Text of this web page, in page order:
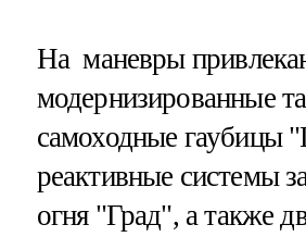
На маневры
модернизированные
самоходные гаубицы
реактивные системы
огня "Град", а также